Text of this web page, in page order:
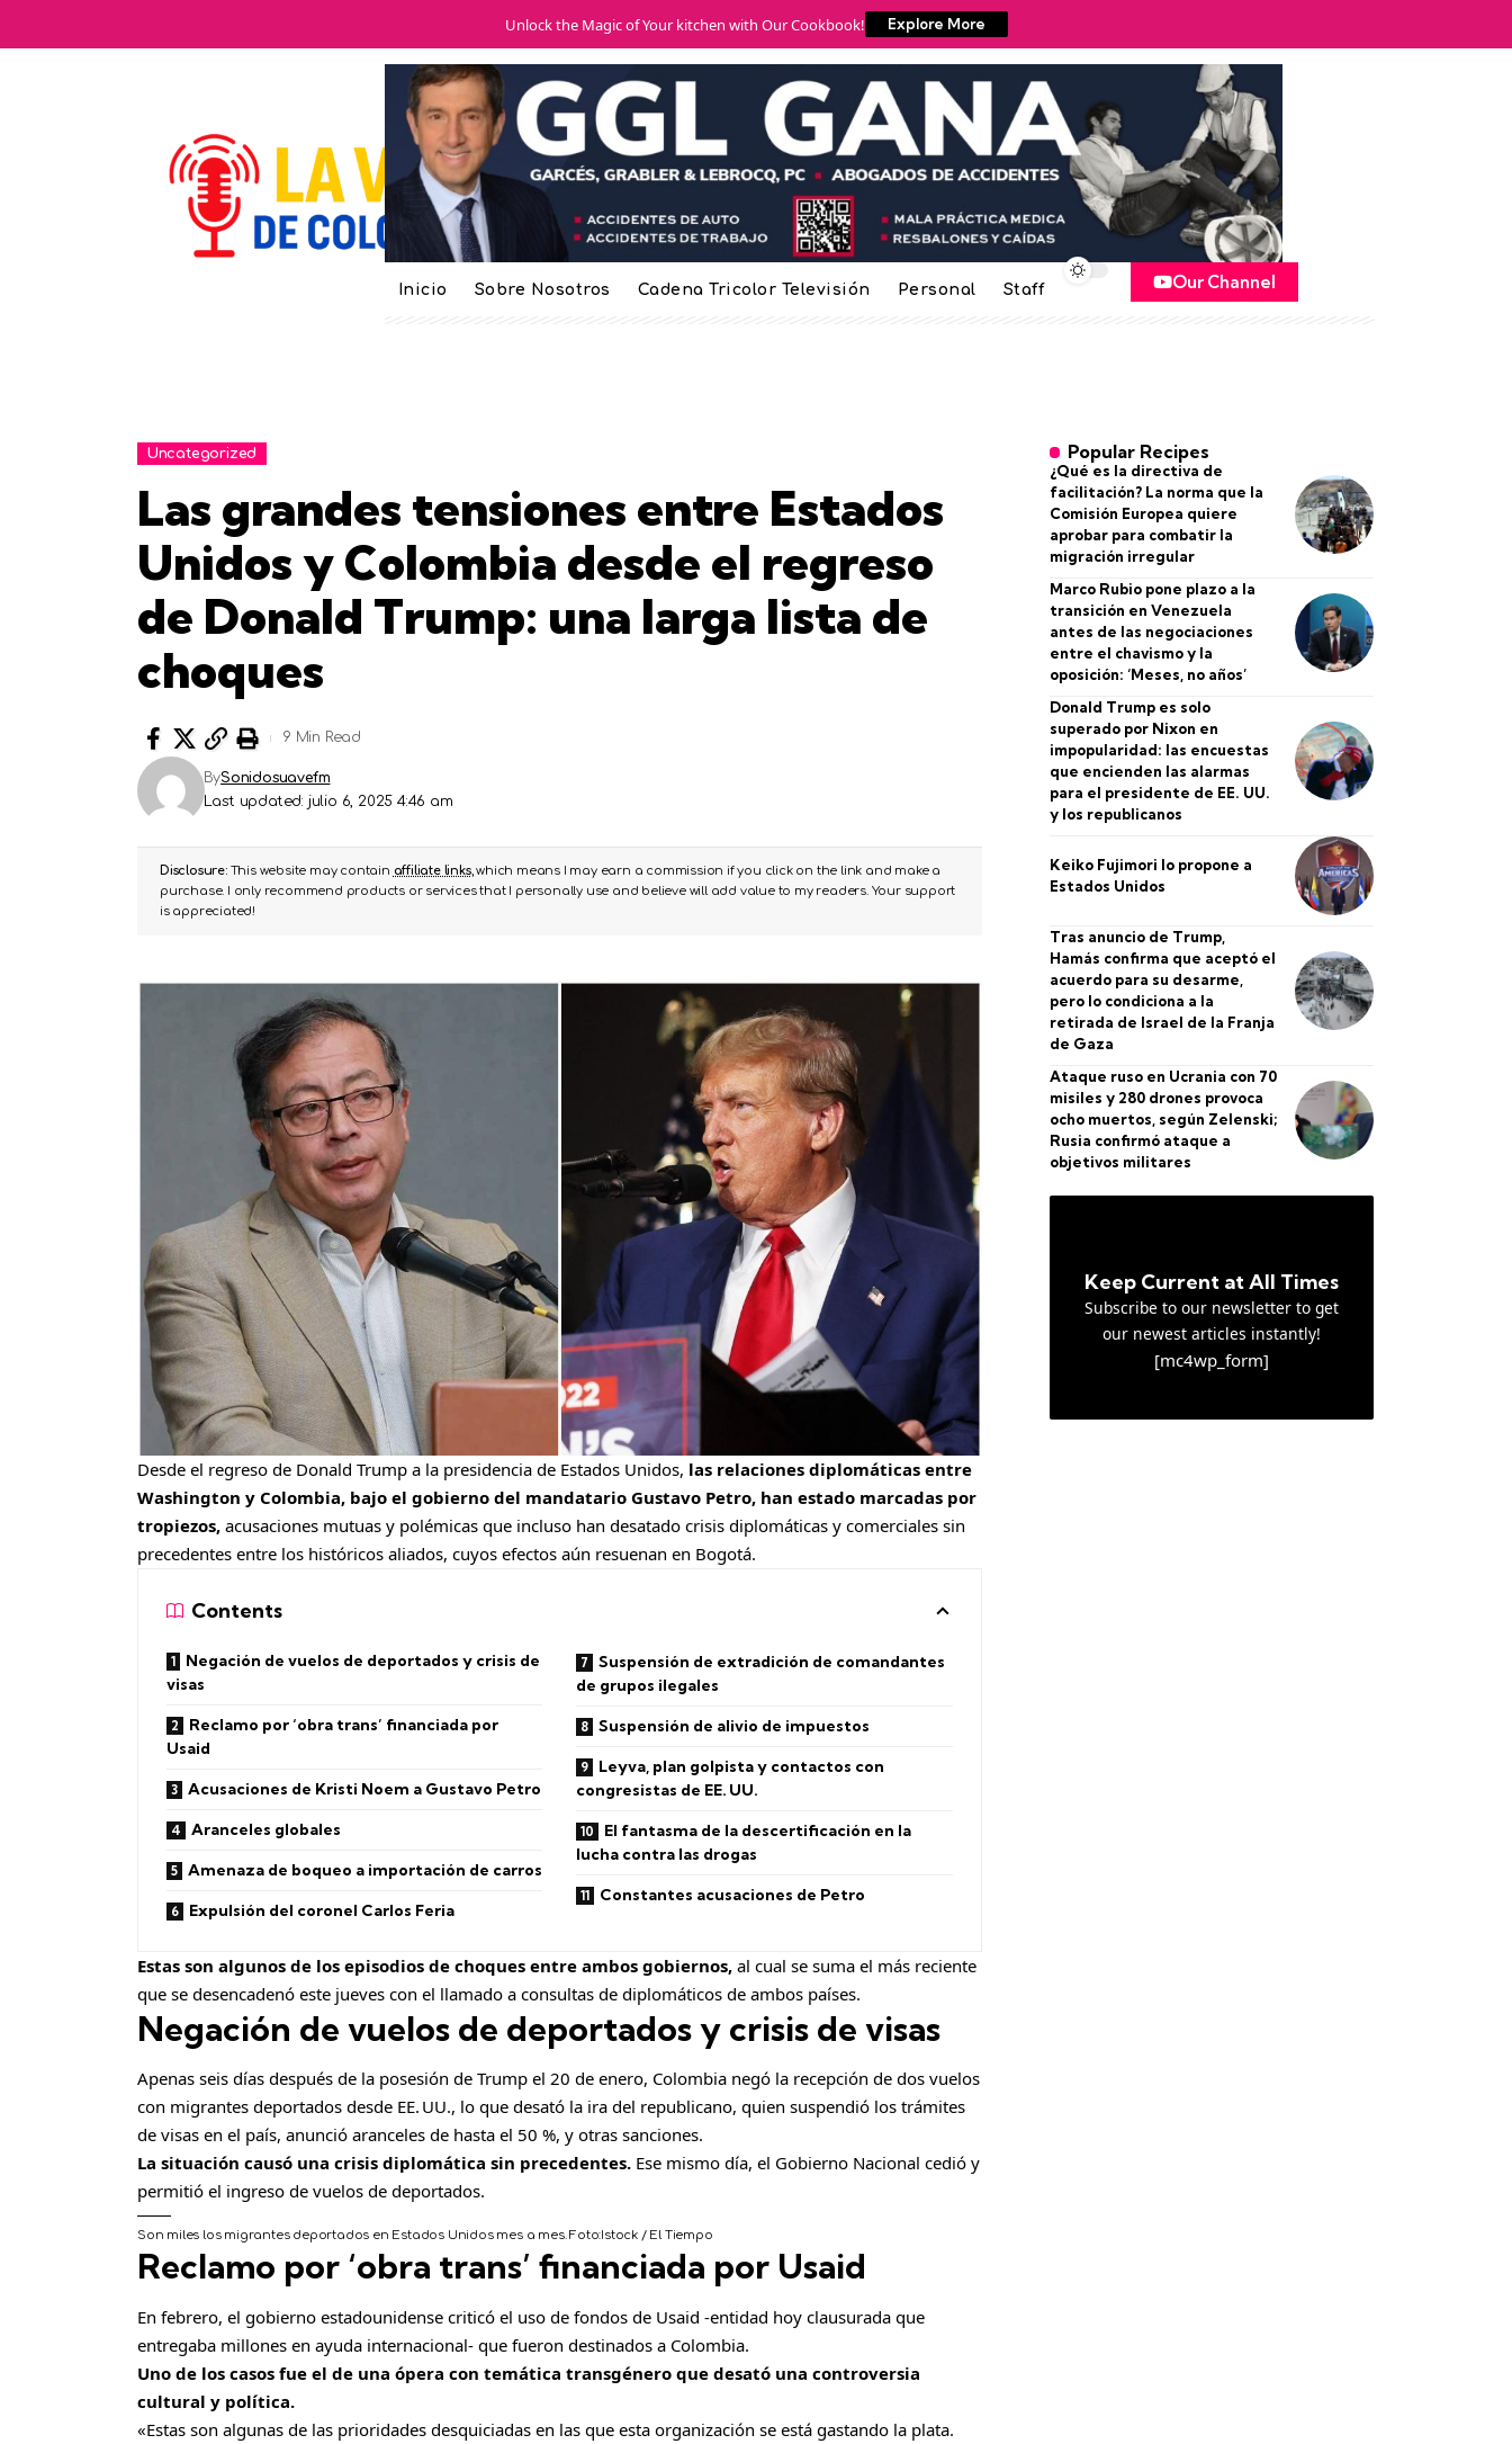
Unlock the Magic of Your kitchen with Our Cookbook! Explore More
Inicio Sobre Nosotros Cadena Tricolor Televisión Personal Staff Our Channel
Uncategorized
Las grandes tensiones entre Estados
Unidos y Colombia desde el regreso
de Donald Trump: una larga lista de
choques
Last updated: julio 6, 2025 4:46 am
BySonidosuavefm
9 Min Read
Disclosure:This website may contain affiliate links, which means I may earn a commission if you click on the link and make a
purchase. I only recommend products or services that I personally use and believe will add value to my readers. Your support
is appreciated!
Desde el regreso de Donald Trump a la presidencia de Estados Unidos, las relaciones diplomáticas entre
Washington y Colombia, bajo el gobierno del mandatario Gustavo Petro, han estado marcadas por
tropiezos, acusaciones mutuas y polémicas que incluso han desatado crisis diplomáticas y comerciales sin
precedentes entre los históricos aliados, cuyos efectos aún resuenan en Bogotá.
Contents
Negación de vuelos de deportados y crisis de
visas
Reclamo por ‘obra trans’ financiada por
Usaid
Acusaciones de Kristi Noem a Gustavo Petro
Aranceles globales
Amenaza de boqueo a importación de carros
Expulsión del coronel Carlos Feria
Suspensión de extradición de comandantes
de grupos ilegales
Suspensión de alivio de impuestos
Leyva, plan golpista y contactos con
congresistas de EE. UU.
El fantasma de la descertificación en la
lucha contra las drogas
Constantes acusaciones de Petro
Estas son algunos de los episodios de choques entre ambos gobiernos, al cual se suma el más reciente
que se desencadenó este jueves con el llamado a consultas de diplomáticos de ambos países.
Negación de vuelos de deportados y crisis de visas
Apenas seis días después de la posesión de Trump el 20 de enero, Colombia negó la recepción de dos vuelos
con migrantes deportados desde EE. UU., lo que desató la ira del republicano, quien suspendió los trámites
de visas en el país, anunció aranceles de hasta el 50 %, y otras sanciones.
La situación causó una crisis diplomática sin precedentes. Ese mismo día, el Gobierno Nacional cedió y
permitió el ingreso de vuelos de deportados.
Son miles los migrantes deportados en Estados Unidos mes a mes.Foto:Istock / El Tiempo
Reclamo por ‘obra trans’ financiada por Usaid
En febrero, el gobierno estadounidense criticó el uso de fondos de Usaid -entidad hoy clausurada que
entregaba millones en ayuda internacional- que fueron destinados a Colombia.
Uno de los casos fue el de una ópera con temática transgénero que desató una controversia
cultural y política.
«Estas son algunas de las prioridades desquiciadas en las que esta organización se está gastando la plata.
Popular Recipes
¿Qué es la directiva de
facilitación? La norma que la
Comisión Europea quiere
aprobar para combatir la
migración irregular
Marco Rubio pone plazo a la
transición en Venezuela
antes de las negociaciones
entre el chavismo y la
oposición: ‘Meses, no años’
Donald Trump es solo
superado por Nixon en
impopularidad: las encuestas
que encienden las alarmas
para el presidente de EE. UU.
y los republicanos
Keiko Fujimori lo propone a
Estados Unidos
Tras anuncio de Trump,
Hamás confirma que aceptó el
acuerdo para su desarme,
pero lo condiciona a la
retirada de Israel de la Franja
de Gaza
Ataque ruso en Ucrania con 70
misiles y 280 drones provoca
ocho muertos, según Zelenski;
Rusia confirmó ataque a
objetivos militares
Keep Current at All Times
Subscribe to our newsletter to get
our newest articles instantly!
[mc4wp_form]